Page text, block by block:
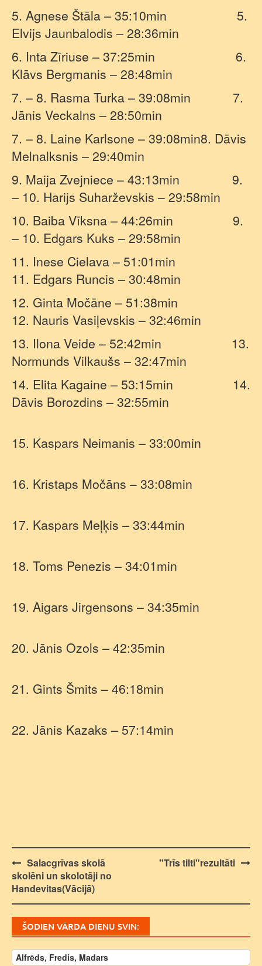
5. Agnese Štāla – 35:10min
5.
Elvijs Jaunbalodis – 28:36min
6. Inta Zīriuse – 37:25min
6.
Klāvs Bergmanis – 28:48min
7. – 8. Rasma Turka – 39:08min
7.
Jānis Veckalns – 28:50min
7. – 8. Laine Karlsone – 39:08min8. Dāvis
Melnalksnis – 29:40min
9. Maija Zvejniece – 43:13min
9.
– 10. Harijs Suharževskis – 29:58min
10. Baiba Vīksna – 44:26min
9.
– 10. Edgars Kuks – 29:58min
11. Inese Cielava – 51:01min
11. Edgars Runcis – 30:48min
12. Ginta Močāne – 51:38min
12. Nauris Vasiļevskis – 32:46min
13. Ilona Veide – 52:42min
13.
Normunds Vilkaušs – 32:47min
14. Elita Kagaine – 53:15min
14.
Dāvis Borozdins – 32:55min
15. Kaspars Neimanis – 33:00min
16. Kristaps Močāns – 33:08min
17. Kaspars Meļķis – 33:44min
18. Toms Penezis – 34:01min
19. Aigars Jirgensons – 34:35min
20. Jānis Ozols – 42:35min
21. Gints Šmits – 46:18min
22. Jānis Kazaks – 57:14min
Post
navigation
Salacgrīvas skolā
skolēni un skolotāji no
Handevitas(Vācijā)
"Trīs tilti"rezultāti
ŠODIEN VĀRDA DIENU SVIN:
Alfrēds, Fredis, Madars